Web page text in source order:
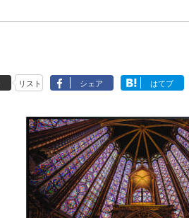
リスト シェア はてブ